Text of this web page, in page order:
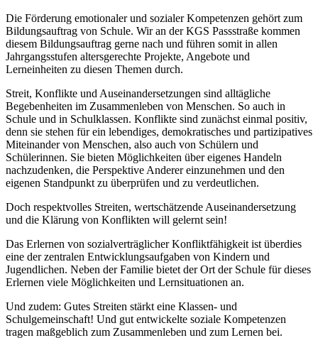
Die Förderung emotionaler und sozialer Kompetenzen gehört zum
Bildungsauftrag von Schule. Wir an der KGS Passstraße kommen
diesem Bildungsauftrag gerne nach und führen somit in allen
Jahrgangsstufen altersgerechte Projekte, Angebote und
Lerneinheiten zu diesen Themen durch.
Streit, Konflikte und Auseinandersetzungen sind alltägliche
Begebenheiten im Zusammenleben von Menschen. So auch in
Schule und in Schulklassen. Konflikte sind zunächst einmal positiv,
denn sie stehen für ein lebendiges, demokratisches und partizipatives
Miteinander von Menschen, also auch von Schülern und
Schülerinnen. Sie bieten Möglichkeiten über eigenes Handeln
nachzudenken, die Perspektive Anderer einzunehmen und den
eigenen Standpunkt zu überprüfen und zu verdeutlichen.
Doch respektvolles Streiten, wertschätzende Auseinandersetzung
und die Klärung von Konflikten will gelernt sein!
Das Erlernen von sozialverträglicher Konfliktfähigkeit ist überdies
eine der zentralen Entwicklungsaufgaben von Kindern und
Jugendlichen. Neben der Familie bietet der Ort der Schule für dieses
Erlernen viele Möglichkeiten und Lernsituationen an.
Und zudem: Gutes Streiten stärkt eine Klassen- und
Schulgemeinschaft! Und gut entwickelte soziale Kompetenzen
tragen maßgeblich zum Zusammenleben und zum Lernen bei.